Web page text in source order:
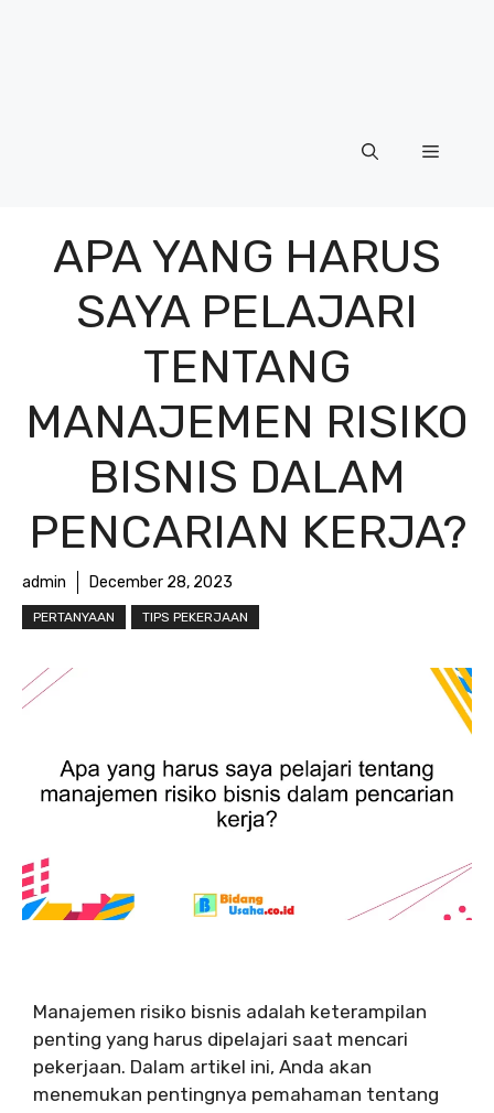
Menu
APA YANG HARUS
SAYA PELAJARI
TENTANG
MANAJEMEN RISIKO
BISNIS DALAM
PENCARIAN KERJA?
admin December 28, 2023
PERTANYAAN TIPS PEKERJAAN
Manajemen risiko bisnis adalah keterampilan
penting yang harus dipelajari saat mencari
pekerjaan. Dalam artikel ini, Anda akan
menemukan pentingnya pemahaman tentang